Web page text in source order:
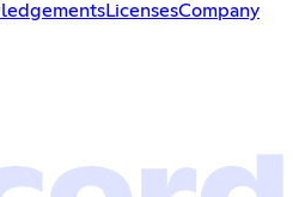
LicensesCompany